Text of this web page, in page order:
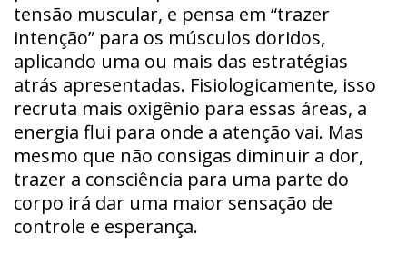
tensão muscular, e pensa em “trazer
intenção” para os músculos doridos,
aplicando uma ou mais das estratégias
atrás apresentadas. Fisiologicamente, isso
recruta mais oxigênio para essas áreas, a
energia flui para onde a atenção vai. Mas
mesmo que não consigas diminuir a dor,
trazer a consciência para uma parte do
corpo irá dar uma maior sensação de
controle e esperança.